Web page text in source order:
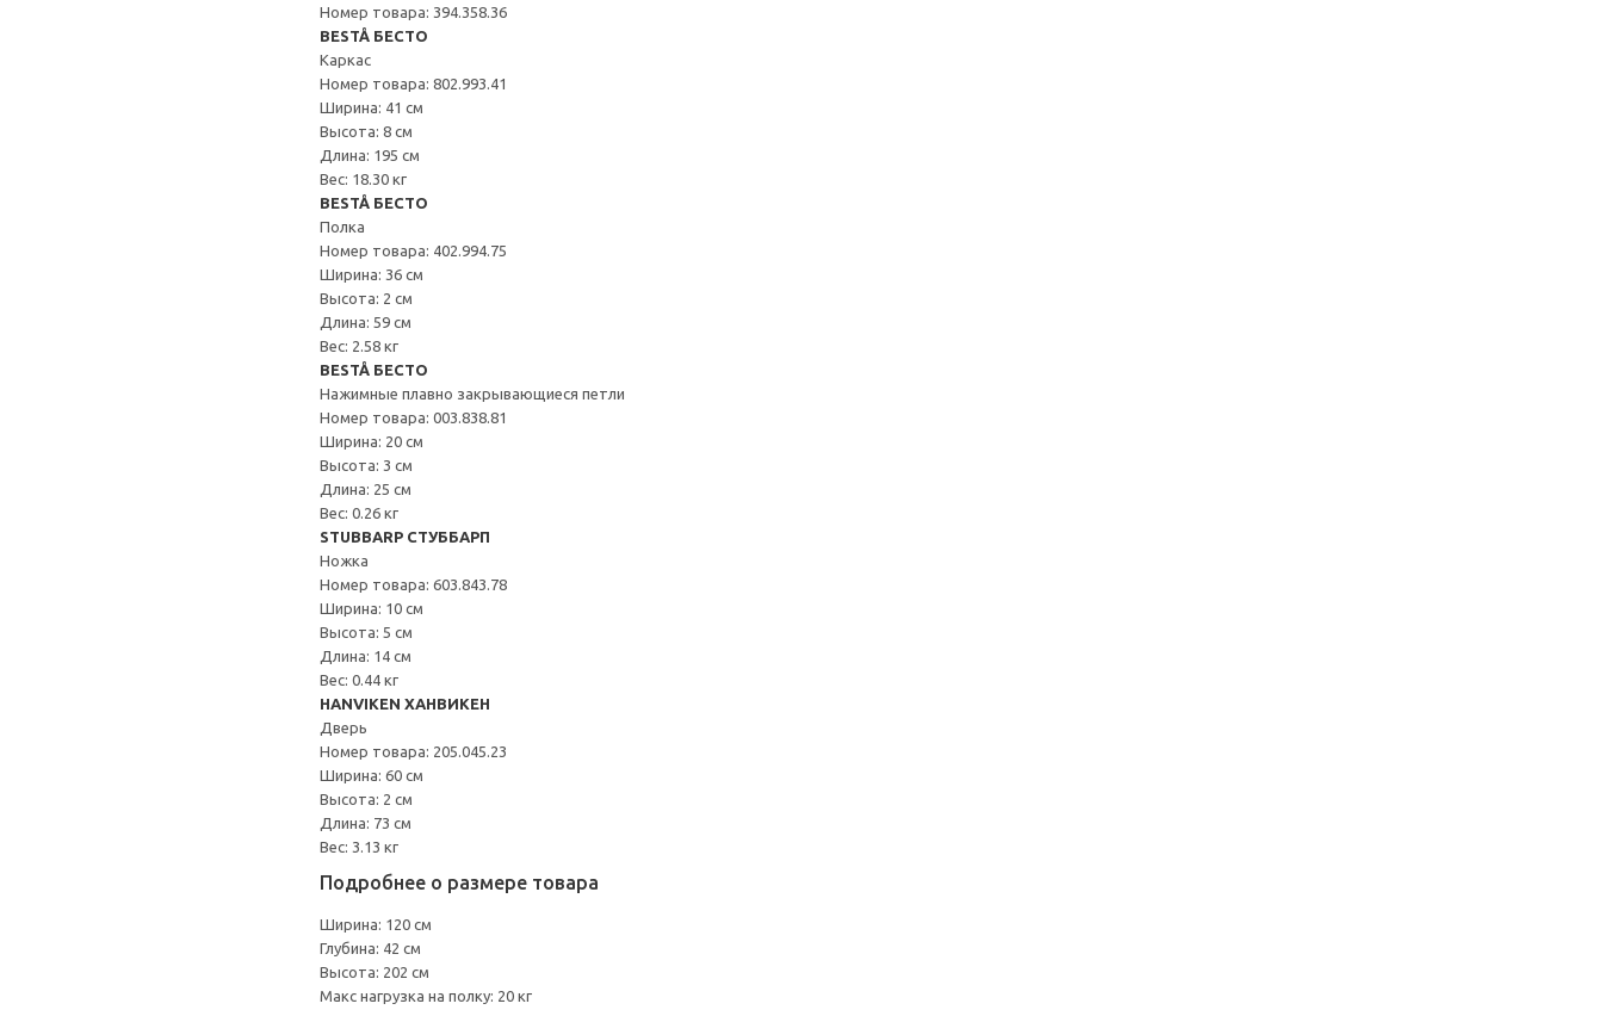
Номер товара: 394.358.36
BESTÅ БЕСТО
Каркас
Номер товара: 802.993.41
Ширина: 41 см
Высота: 8 см
Длина: 195 см
Вес: 18.30 кг
BESTÅ БЕСТО
Полка
Номер товара: 402.994.75
Ширина: 36 см
Высота: 2 см
Длина: 59 см
Вес: 2.58 кг
BESTÅ БЕСТО
Нажимные плавно закрывающиеся петли
Номер товара: 003.838.81
Ширина: 20 см
Высота: 3 см
Длина: 25 см
Вес: 0.26 кг
STUBBARP СТУББАРП
Ножка
Номер товара: 603.843.78
Ширина: 10 см
Высота: 5 см
Длина: 14 см
Вес: 0.44 кг
HANVIKEN ХАНВИКЕН
Дверь
Номер товара: 205.045.23
Ширина: 60 см
Высота: 2 см
Длина: 73 см
Вес: 3.13 кг
Подробнее о размере товара
Ширина: 120 см
Глубина: 42 см
Высота: 202 см
Макс нагрузка на полку: 20 кг